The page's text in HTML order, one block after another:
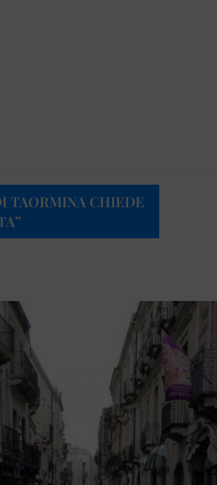
TAORMINA CHIEDE